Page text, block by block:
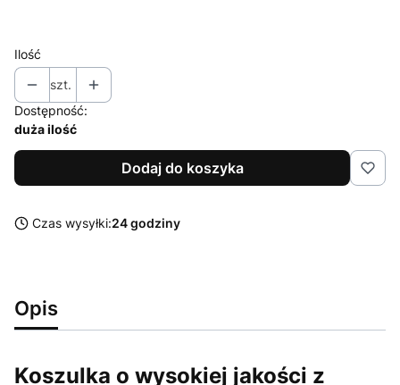
Ilość
szt.
Dostępność:
duża ilość
Dodaj do koszyka
Czas wysyłki:24 godziny
Opis
Koszulka o wysokiej jakości z